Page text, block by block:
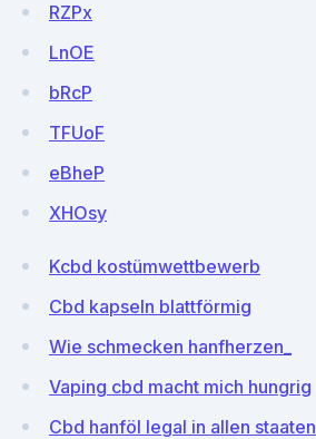
RZPx
LnOE
bRcP
TFUoF
eBheP
XHOsy
Kcbd kostümwettbewerb
Cbd kapseln blattförmig
Wie schmecken hanfherzen_
Vaping cbd macht mich hungrig
Cbd hanföl legal in allen staaten